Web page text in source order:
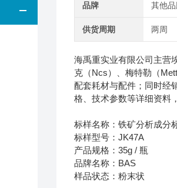
品牌 其他品
供货周期 两周
海禹重实业有限公司主营
克（Ncs）、梅特勒（
配套耗材与配件；同时经
格、技术参数等详细资料
标样名称：铁矿分析成分
标样型号：JK47A
产品规格：35g / 瓶
品牌名称：BAS
样品状态：粉末状